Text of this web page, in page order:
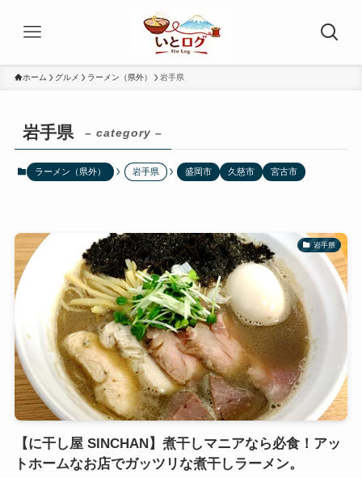
ホーム グルメ ラーメン（県外） 岩手県
岩手県 – category –
ラーメン（県外） 岩手県 盛岡市 久慈市 宮古市
岩手県
【に干し屋 SINCHAN】煮干しマニアなら必食！アッ
トホームなお店でガッツリな煮干しラーメン。